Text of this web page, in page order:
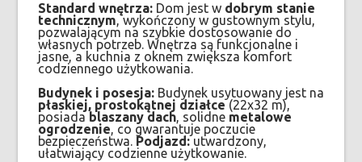
Standard wnętrza: Dom jest w dobrym stanie
technicznym, wykończony w gustownym stylu,
pozwalającym na szybkie dostosowanie do
własnych potrzeb. Wnętrza są funkcjonalne i
jasne, a kuchnia z oknem zwiększa komfort
codziennego użytkowania.
Budynek i posesja: Budynek usytuowany jest na
płaskiej, prostokątnej działce(22x32 m),
posiada blaszany dach, solidne metalowe
ogrodzenie, co gwarantuje poczucie
bezpieczeństwa. Podjazd:utwardzony,
ułatwiający codzienne użytkowanie.